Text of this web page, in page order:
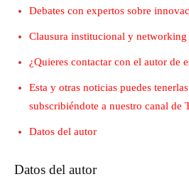
Debates con expertos sobre
Clausura institucional y networking
¿Quieres contactar con el autor de
Esta y otras noticias puedes
subscribiéndote a nuestro canal de
Datos del autor
Datos del autor